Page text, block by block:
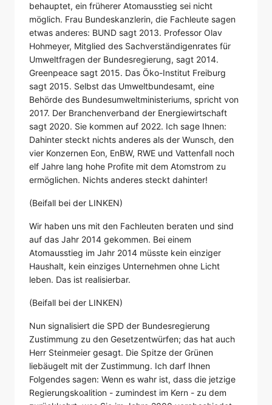
behauptet, ein früherer Atomausstieg sei nicht
möglich. Frau Bundeskanzlerin, die Fachleute sagen
etwas anderes: BUND sagt 2013. Professor Olav
Hohmeyer, Mitglied des Sachverständigenrates für
Umweltfragen der Bundesregierung, sagt 2014.
Greenpeace sagt 2015. Das Öko-Institut Freiburg
sagt 2015. Selbst das Umweltbundesamt, eine
Behörde des Bundesumweltministeriums, spricht von
2017. Der Branchenverband der Energiewirtschaft
sagt 2020. Sie kommen auf 2022. Ich sage Ihnen:
Dahinter steckt nichts anderes als der Wunsch, den
vier Konzernen Eon, EnBW, RWE und Vattenfall noch
elf Jahre lang hohe Profite mit dem Atomstrom zu
ermöglichen. Nichts anderes steckt dahinter!
(Beifall bei der LINKEN)
Wir haben uns mit den Fachleuten beraten und sind
auf das Jahr 2014 gekommen. Bei einem
Atomausstieg im Jahr 2014 müsste kein einziger
Haushalt, kein einziges Unternehmen ohne Licht
leben. Das ist realisierbar.
(Beifall bei der LINKEN)
Nun signalisiert die SPD der Bundesregierung
Zustimmung zu den Gesetzentwürfen; das hat auch
Herr Steinmeier gesagt. Die Spitze der Grünen
liebäugelt mit der Zustimmung. Ich darf Ihnen
Folgendes sagen: Wenn es wahr ist, dass die jetzige
Regierungskoalition - zumindest im Kern - zu dem